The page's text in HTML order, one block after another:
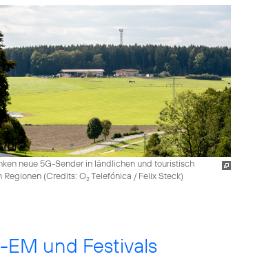
neue 5G-Sender in ländlichen und touristisch
Regionen (Credits: O2Telefónica / Felix Steck)
und Festivals